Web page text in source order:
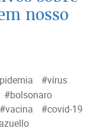
nosso
#vírus
#bolsonaro
#vacina
#covid-19